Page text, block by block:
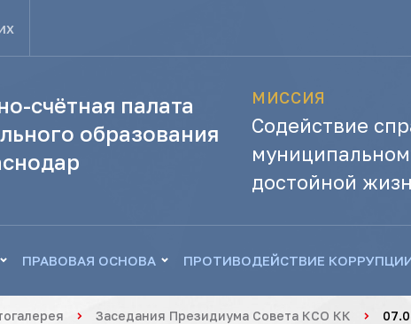
счётная палата
образования
МИССИЯ
Содействие
достойной
ПРАВОВАЯ ОСНОВА ПРОТИВОДЕЙСТВИЕ
Заседания Президиума Совета КСО КК